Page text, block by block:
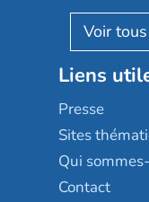
Reseda
Stella
Les villages
Sérénys
Résidalya
Groupe
AGE D'OR
Liens
Presse
Sites
Qui
Contact